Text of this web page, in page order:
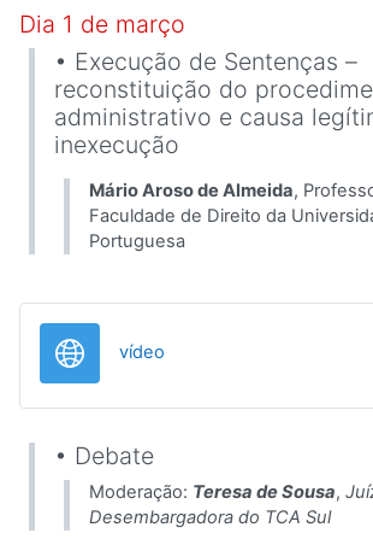
Dia 1 de março
• Execução de Sentenças –
reconstituição do
administrativo e causa
inexecução
Mário Aroso de Almeida,
Faculdade de Di­rei­to da
Portuguesa
vídeo
• Debate
Moderação: Teresa de Sousa,
Desembargadora do TCA Sul